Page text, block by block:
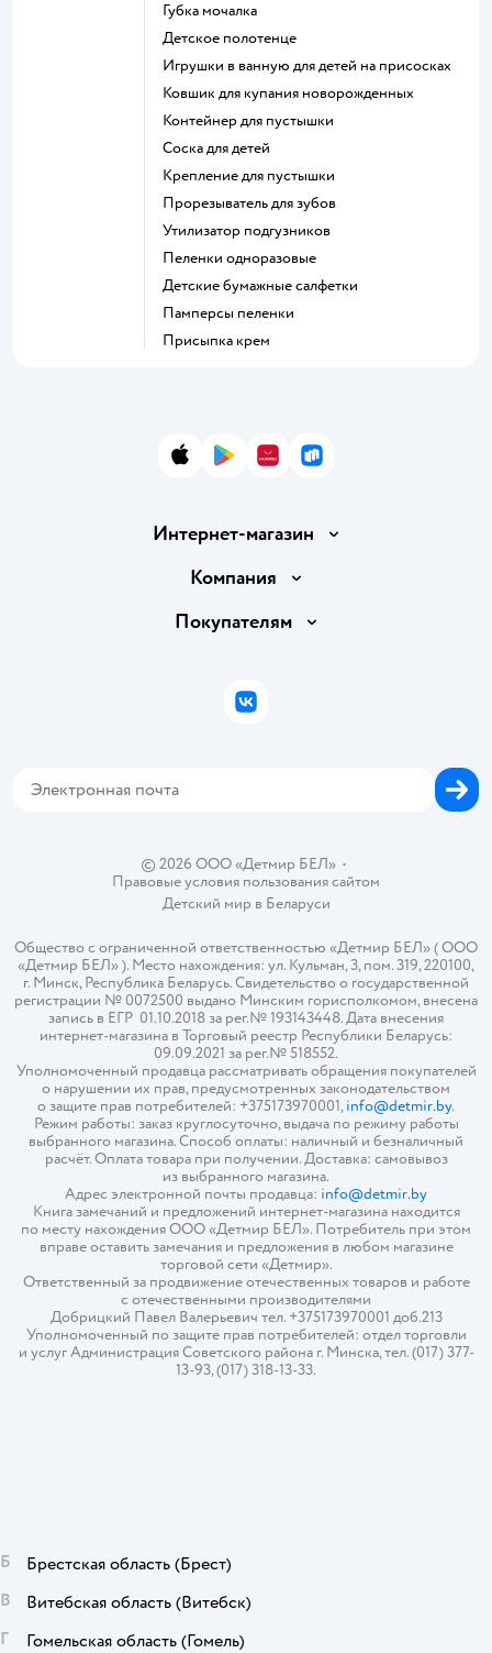
губка мочалка
детское полотенце
игрушки в ванную для детей на присосках
ковшик для купания новорожденных
контейнер для пустышки
соска для детей
крепление для пустышки
прорезыватель для зубов
утилизатор подгузников
пеленки одноразовые
детские бумажные салфетки
памперсы пеленки
присыпка крем
App StoreGoogle Play
AppGallery
RuStore
Интернет-магазин
Доставка и оплата
Правила продажи
Политика использования файлов cookie
Компания
Вакансии
Покупателям
Бонусные карты
© 2026 ООО «Детмир БЕЛ»•
Правовые условия пользования сайтом
Детский мир в Беларуси
Общество с ограниченной ответственностью «Детмир БЕЛ» ( ООО
«Детмир БЕЛ» ). Место нахождения: ул. Кульман, 3, пом. 319, 220100,
г. Минск, Республика Беларусь. Свидетельство о государственной
регистрации № 0072500 выдано Минским горисполкомом, внесена
запись в ЕГР 01.10.2018 за рег.№ 193143448. Дата внесения
интернет-магазина в Торговый реестр Республики Беларусь:
09.09.2021 за рег.№ 518552.
Уполномоченный продавца рассматривать обращения покупателей
о нарушении их прав, предусмотренных законодательством
о защите прав потребителей: +375173970001,info@detmir.by.
Режим работы: заказ круглосуточно, выдача по режиму работы
выбранного магазина. Способ оплаты: наличный и безналичный
расчёт. Оплата товара при получении. Доставка: самовывоз
из выбранного магазина.
Адрес электронной почты продавца: info@detmir.by
Книга замечаний и предложений интернет-магазина находится
по месту нахождения ООО «Детмир БЕЛ». Потребитель при этом
вправе оставить замечания и предложения в любом магазине
торговой сети «Детмир».
Ответственный за продвижение отечественных товаров и работе
с отечественными производителями
Добрицкий Павел Валерьевич тел. +375173970001 доб.213
Уполномоченный по защите прав потребителей: отдел торговли
и услуг Администрация Советского района г. Минска, тел. (017) 377-
13-93, (017) 318-13-33.
ВКонтакте
Б Брестская область (Брест)
В
Витебская область (Витебск)
Г
Гомельская область (Гомель)